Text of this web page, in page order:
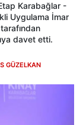
Karabağlar -
Uygulama İmar
davet etti.
GÜZELKAN